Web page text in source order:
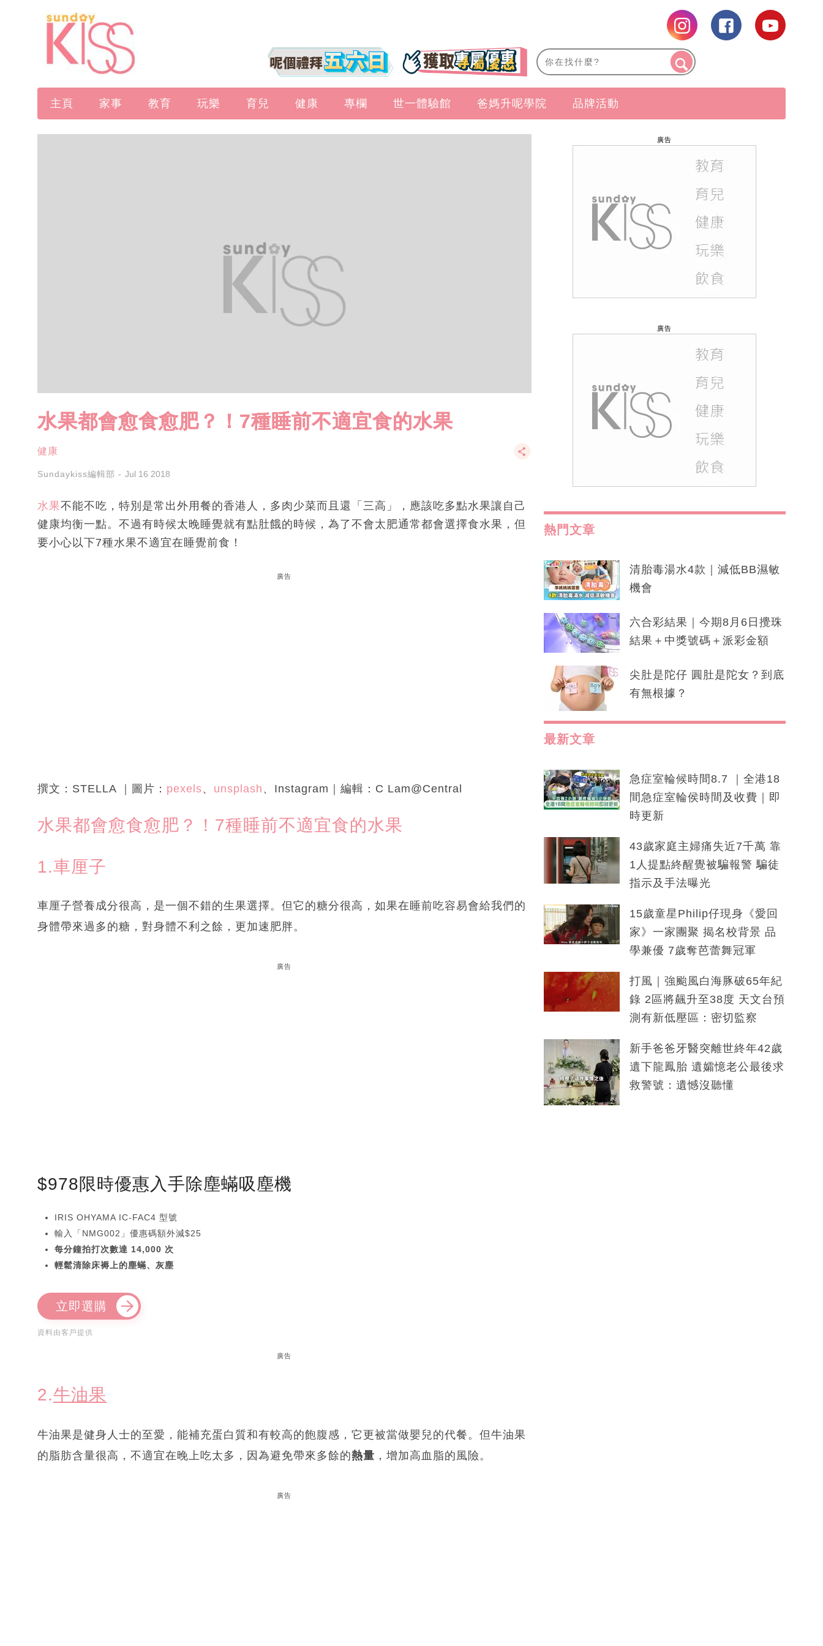
主頁 家事 教育 玩樂 育兒 健康 專欄 世一體驗館 爸媽升呢學院 品牌活動
水果都會愈食愈肥？！7種睡前不適宜食的水果
健康
Sundaykiss編輯部 Jul 16 2018
水果不能不吃，特別是常出外用餐的香港人，多肉少菜而且還「三高」，應該吃多點水果讓自己
健康均衡一點。不過有時候太晚睡覺就有點肚餓的時候，為了不會太肥通常都會選擇食水果，但
要小心以下7種水果不適宜在睡覺前食！
廣告
撰文：STELLA ｜圖片： pexels、 unsplash 、Instagram｜編輯：C Lam@Central
水果都會愈食愈肥？！7種睡前不適宜食的水果
1.車厘子
車厘子營養成分很高，是一個不錯的生果選擇。但它的糖分很高，如果在睡前吃容易會給我們的
身體帶來過多的糖，對身體不利之餘，更加速肥胖。
廣告
$978限時優惠入手除塵蟎吸塵機
IRIS OHYAMA IC-FAC4 型號
輸入「NMG002」優惠碼額外減$25
每分鐘拍打次數達 14,000 次
輕鬆清除床褥上的塵蟎、灰塵
立即選購
資料由客戶提供
廣告
2.牛油果
牛油果是健身人士的至愛，能補充蛋白質和有較高的飽腹感，它更被當做嬰兒的代餐。但牛油果
的脂肪含量很高，不適宜在晚上吃太多，因為避免帶來多餘的熱量 ，增加高血脂的風險。
廣告
廣告
廣告
熱門文章
清胎毒湯水4款｜減低BB濕敏
機會
六合彩結果｜今期8月6日攪珠
結果＋中獎號碼＋派彩金額
尖肚是陀仔 圓肚是陀女？到底
有無根據？
最新文章
急症室輪候時間8.7 ｜全港18
間急症室輪侯時間及收費｜即
時更新
43歲家庭主婦痛失近7千萬 靠
1人提點終醒覺被騙報警 騙徒
指示及手法曝光
15歲童星Philip仔現身《愛回
家》一家團聚 揭名校背景 品
學兼優 7歲奪芭蕾舞冠軍
打風｜強颱風白海豚破65年紀
錄 2區將飆升至38度 天文台預
測有新低壓區：密切監察
新手爸爸牙醫突離世終年42歲
遺下龍鳳胎 遺孀憶老公最後求
救警號：遺憾沒聽懂